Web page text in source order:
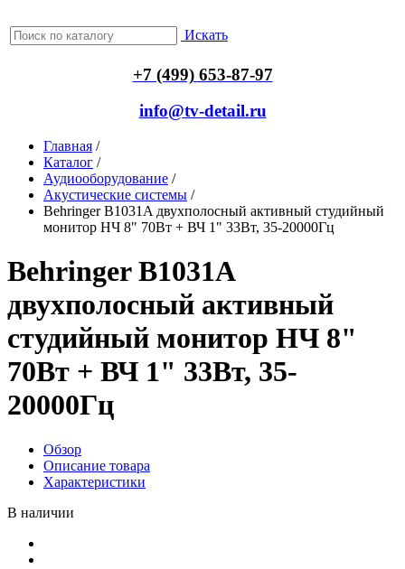
Искать
+7 (499) 653-87-97
info@tv-detail.ru
Главная /
Каталог /
Аудиооборудование /
Акустические системы /
Behringer B1031A двухполосный активный студийный
монитор НЧ 8" 70Вт + ВЧ 1" 33Вт, 35-20000Гц
Behringer B1031A
двухполосный активный
студийный монитор НЧ 8"
70Вт + ВЧ 1" 33Вт, 35-
20000Гц
Обзор
Описание товара
Характеристики
В наличии